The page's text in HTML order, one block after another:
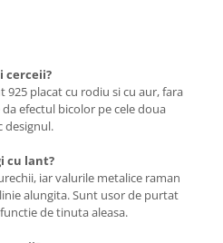
cerceii?
925 placat cu rodiu si cu aur, fara
efectul bicolor pe cele doua
designul.
cu lant?
iar valurile metalice raman
alungita. Sunt usor de purtat
de tinuta aleasa.